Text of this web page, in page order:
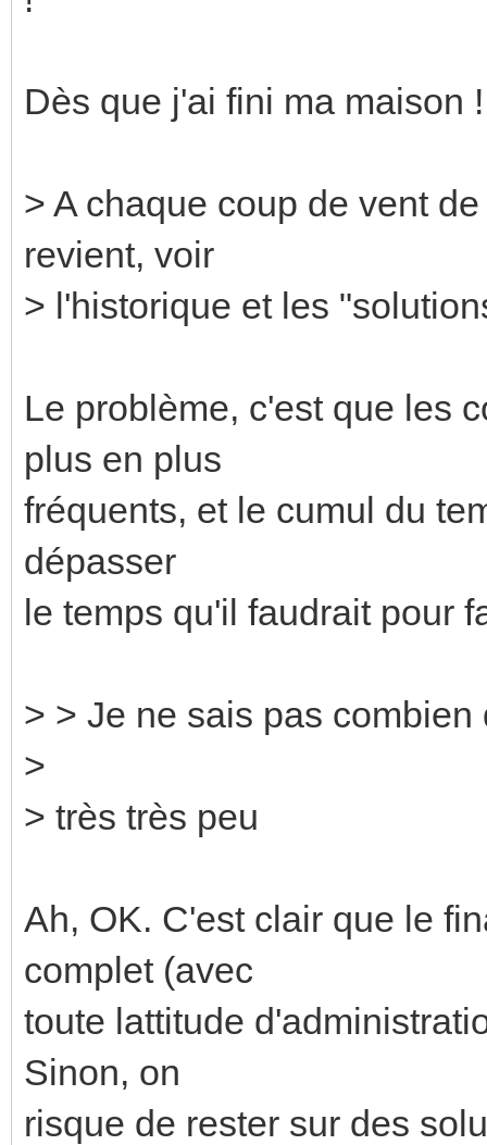
Dès que j'ai fini ma maison
> A chaque coup de vent
revient, voir
> l'historique et les
Le problème, c'est que les
plus en plus
fréquents, et le cumul du
dépasser
le temps qu'il faudrait pour
> > Je ne sais pas
>
> très très peu
Ah, OK. C'est clair que le
complet (avec
toute lattitude
Sinon, on
risque de rester sur des